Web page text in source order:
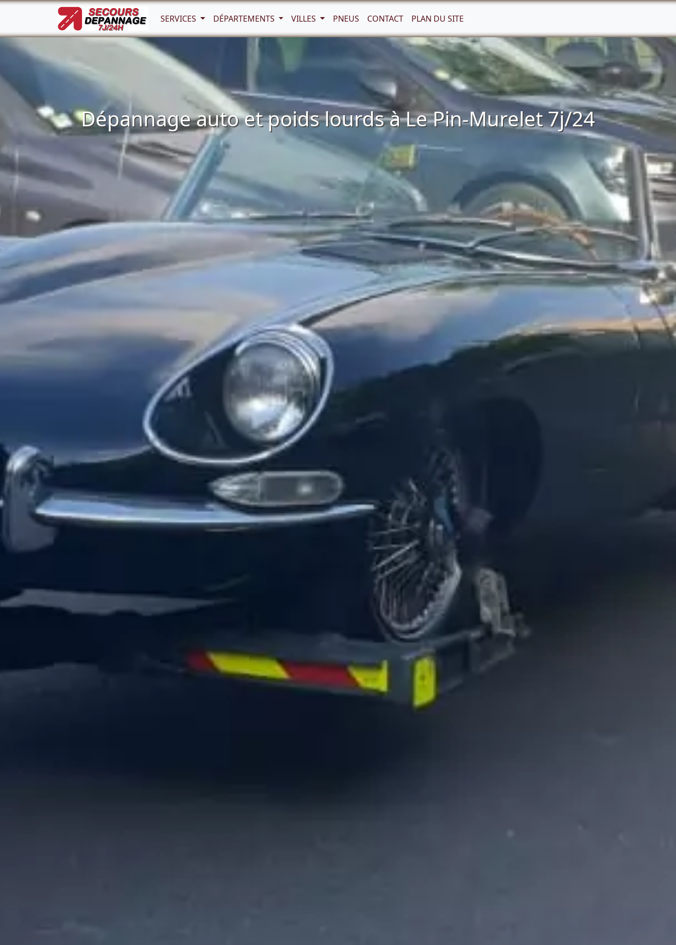
SERVICES DÉPARTEMENTS VILLES PNEUS CONTACT PLAN DU SITE
Dépannage auto et poids lourds à Le Pin-Murelet 7j/24